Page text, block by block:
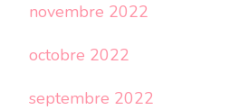
novembre 2022
octobre 2022
septembre 2022